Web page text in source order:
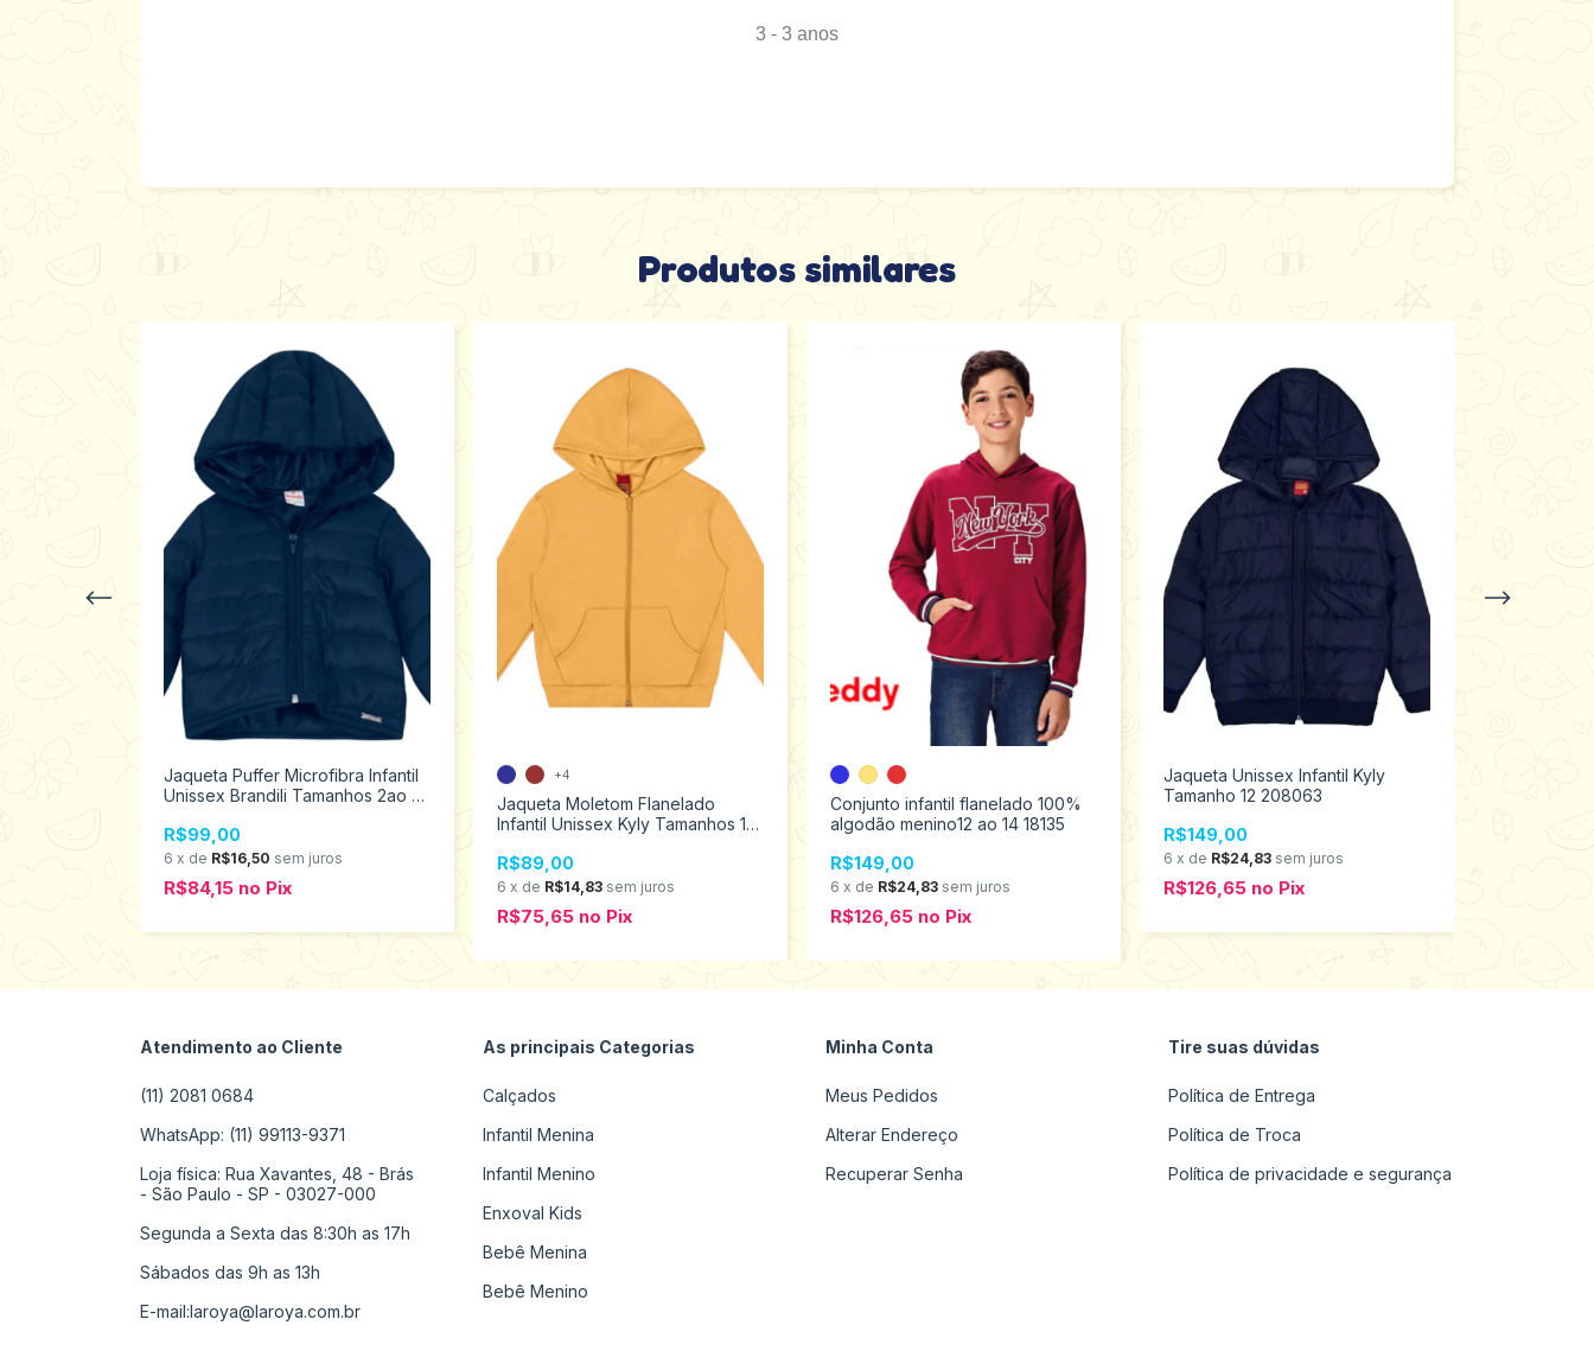
3 - 3 anos
Produtos similares
Jaqueta Puffer Microfibra Infantil
Unissex Brandili Tamanhos 2ao 3
R$99,00
6 x de R$16,50 sem juros
R$84,15 no Pix
Jaqueta Moletom Flanelado
Infantil Unissex Kyly Tamanhos 10
R$89,00
6 x de R$14,83 sem juros
R$75,65 no Pix
+4
Conjunto infantil flanelado 100%
algodão menino12 ao 14 18135
R$149,00
6 x de R$24,83 sem juros
R$126,65 no Pix
Jaqueta Unissex Infantil Kyly
Tamanho 12 208063
R$149,00
6 x de R$24,83 sem juros
R$126,65 no Pix
Atendimento ao Cliente
(11) 2081 0684
WhatsApp: (11) 99113-9371
Loja física: Rua Xavantes, 48 - Brás
- São Paulo - SP - 03027-000
Segunda a Sexta das 8:30h as 17h
Sábados das 9h as 13h
E-mail:laroya@laroya.com.br
As principais Categorias
Calçados
Infantil Menina
Infantil Menino
Enxoval Kids
Bebê Menina
Bebê Menino
Minha Conta
Meus Pedidos
Alterar Endereço
Recuperar Senha
Tire suas dúvidas
Política de Entrega
Política de Troca
Política de privacidade e segurança